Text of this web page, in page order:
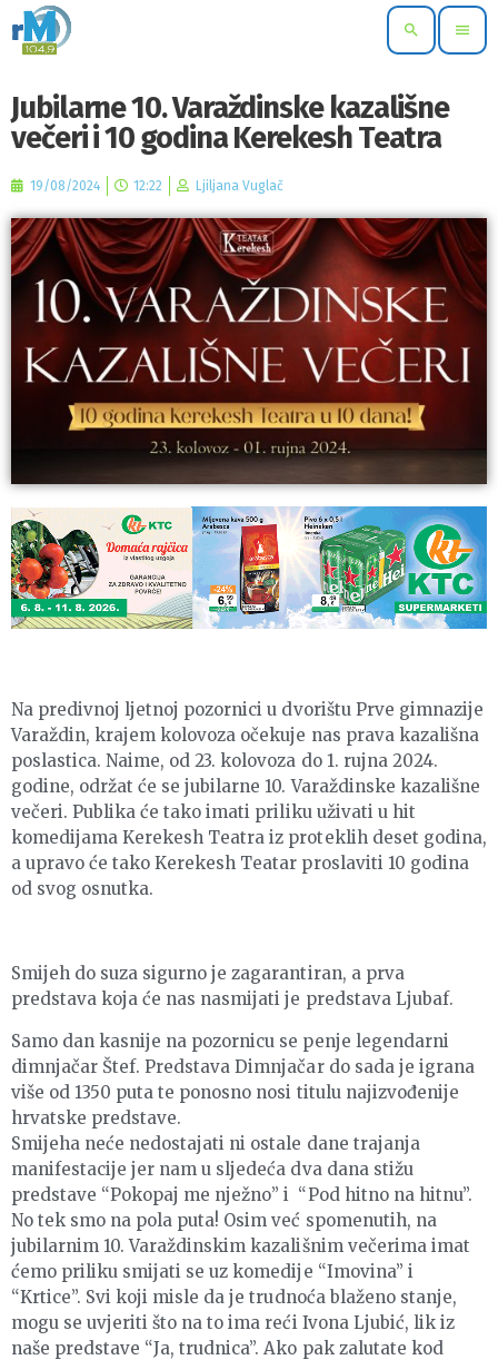
search menu
Jubilarne 10. Varaždinske kazališne
večeri i 10 godina Kerekesh Teatra
19/08/2024 12:22 Ljiljana Vuglač
Na predivnoj ljetnoj pozornici u dvorištu Prve gimnazije
Varaždin, krajem kolovoza očekuje nas prava kazališna
poslastica. Naime, od 23. kolovoza do 1. rujna 2024.
godine, održat će se jubilarne 10. Varaždinske kazališne
večeri. Publika će tako imati priliku uživati u hit
komedijama Kerekesh Teatra iz proteklih deset godina,
a upravo će tako Kerekesh Teatar proslaviti 10 godina
od svog osnutka.
Smijeh do suza sigurno je zagarantiran, a prva
predstava koja će nas nasmijati je predstava Ljubaf.
Samo dan kasnije na pozornicu se penje legendarni
dimnjačar Štef. Predstava Dimnjačar do sada je igrana
više od 1350 puta te ponosno nosi titulu najizvođenije
hrvatske predstave.
Smijeha neće nedostajati ni ostale dane trajanja
manifestacije jer nam u sljedeća dva dana stižu
predstave “Pokopaj me nježno” i “Pod hitno na hitnu”.
No tek smo na pola puta! Osim već spomenutih, na
jubilarnim 10. Varaždinskim kazališnim večerima imat
ćemo priliku smijati se uz komedije “Imovina” i
“Krtice”. Svi koji misle da je trudnoća blaženo stanje,
mogu se uvjeriti što na to ima reći Ivona Ljubić, lik iz
naše predstave “Ja, trudnica”. Ako pak zalutate kod